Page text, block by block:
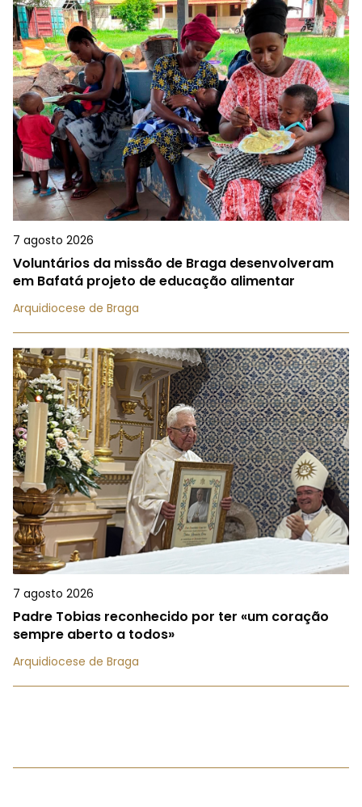
7 agosto 2026
Voluntários da missão de Braga desenvolveram
em Bafatá projeto de educação alimentar
Arquidiocese de Braga
7 agosto 2026
Padre Tobias reconhecido por ter «um coração
sempre aberto a todos»
Arquidiocese de Braga